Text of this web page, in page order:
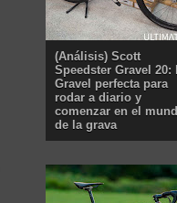
(Análisis) Scott
Speedster Gravel 20:
Gravel perfecta para
rodar a diario y
comenzar en el
de la grava